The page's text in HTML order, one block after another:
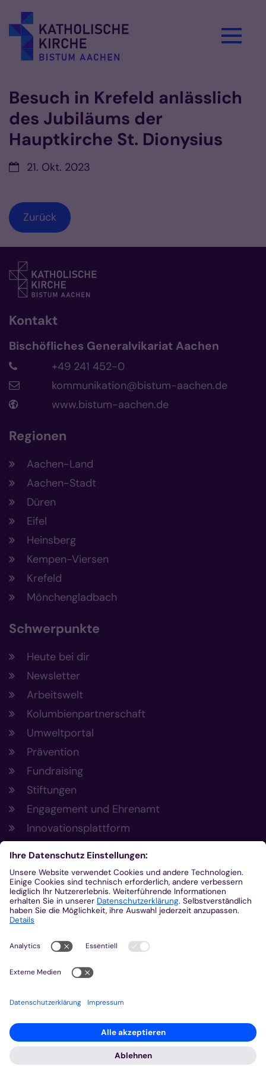
Besuch in Krefeld anlässlich
des Jubiläums der
Hauptkirche St. Dionysius
Datum:21. Okt. 2023
Zurück
Kontakt
Bischöfliches Generalvikariat Aachen
+49 241 452-0
kommunikation@bistum-aachen.de
www.bistum-aachen.de
Regionen
Aachen-Land
Aachen-Stadt
Düren
Eifel
Heinsberg
Kempen-Viersen
Krefeld
Mönchengladbach
Schwerpunkte
Heute bei dir
Newsletter
Arbeitswelt
Kolumbienpartnerschaft
Umweltportal
Prävention
Fundraising
Stiftungen
Engagement und Ehrenamt
Innovationsplattform
Aus der Plattform
Nachrichten
Veranstaltungen
Gottesdienste
Stellenangebote
Kirchenzeitung
Amtsblatt (Kirchlicher Anzeiger)
Rechtsdatenbank
Meldestelle gemäß Hinweisgeberschutzgesetz